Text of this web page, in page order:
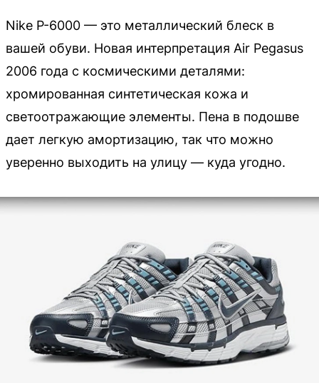
Nike P-6000 — это металлический блеск в
вашей обуви. Новая интерпретация Air Pegasus
2006 года с космическими деталями:
хромированная синтетическая кожа и
светоотражающие элементы. Пена в подошве
дает легкую амортизацию, так что можно
уверенно выходить на улицу — куда угодно.